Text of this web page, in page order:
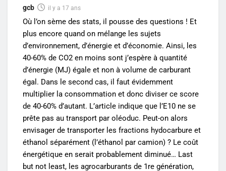
gcb il y a 17 ans
Où l’on sème des stats, il pousse des questions ! Et
plus encore quand on mélange les sujets
d’environnement, d’énergie et d’économie. Ainsi, les
40-60% de CO2 en moins sont j’espère à quantité
d’énergie (MJ) égale et non à volume de carburant
égal. Dans le second cas, il faut évidemment
multiplier la consommation et donc diviser ce score
de 40-60% d’autant. L’article indique que l’E10 ne se
prête pas au transport par oléoduc. Peut-on alors
envisager de transporter les fractions hydocarbure et
éthanol séparément (l’éthanol par camion) ? Le coût
énergétique en serait probablement diminué… Last
but not least, les agrocarburants de 1re génération,